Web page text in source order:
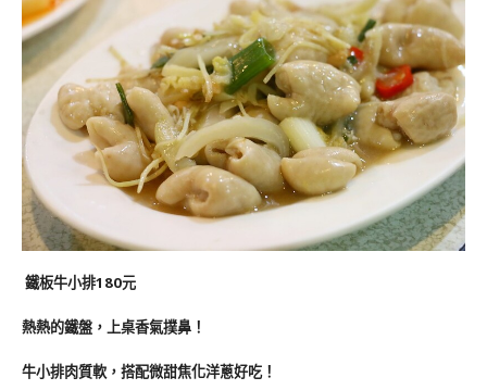
鐵板牛小排180元
熱熱的鐵盤，上桌香氣撲鼻！
牛小排肉質軟，搭配微甜焦化洋蔥好吃！